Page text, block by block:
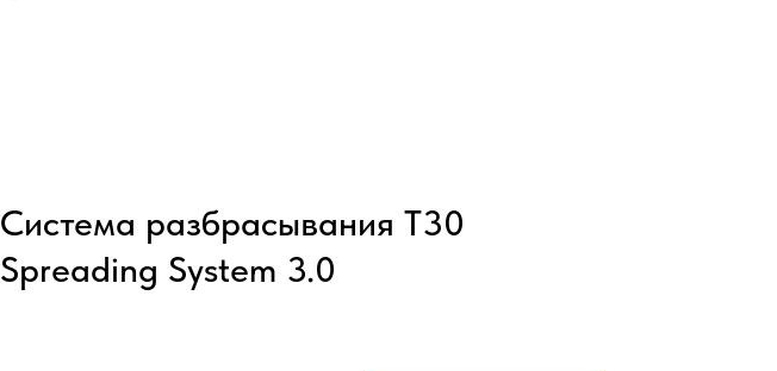
Система разбрасывания T30
Spreading System 3.0